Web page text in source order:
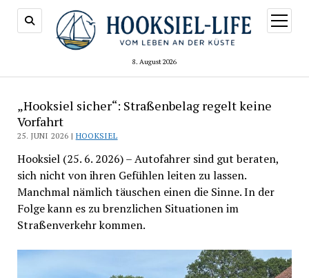
8. August 2026
Menü
öffnen
„Hooksiel sicher“: Straßenbelag regelt keine
Vorfahrt
25. JUNI 2026 | HOOKSIEL
Hooksiel (25. 6. 2026) – Autofahrer sind gut beraten,
sich nicht von ihren Gefühlen leiten zu lassen.
Manchmal nämlich täuschen einen die Sinne. In der
Folge kann es zu brenzlichen Situationen im
Straßenverkehr kommen.